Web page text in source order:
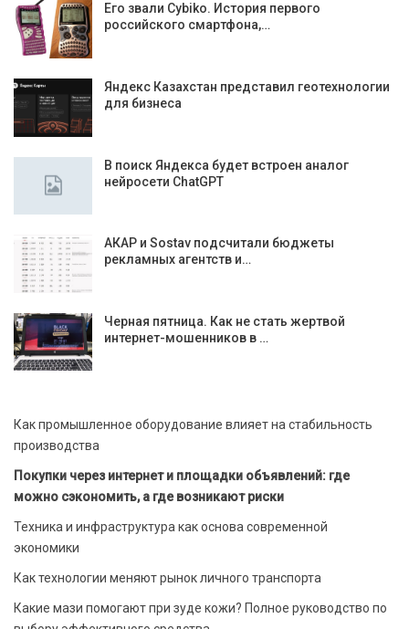
Его звали Cybiko. История первого
российского смартфона,…
Яндекс Казахстан представил геотехнологии
для бизнеса
В поиск Яндекса будет встроен аналог
нейросети ChatGPT
АКАР и Sostav подсчитали бюджеты
рекламных агентств и…
Черная пятница. Как не стать жертвой
интернет-мошенников в …
Как промышленное оборудование влияет на стабильность
производства
Покупки через интернет и площадки объявлений: где
можно сэкономить, а где возникают риски
Техника и инфраструктура как основа современной
экономики
Как технологии меняют рынок личного транспорта
Какие мази помогают при зуде кожи? Полное руководство по